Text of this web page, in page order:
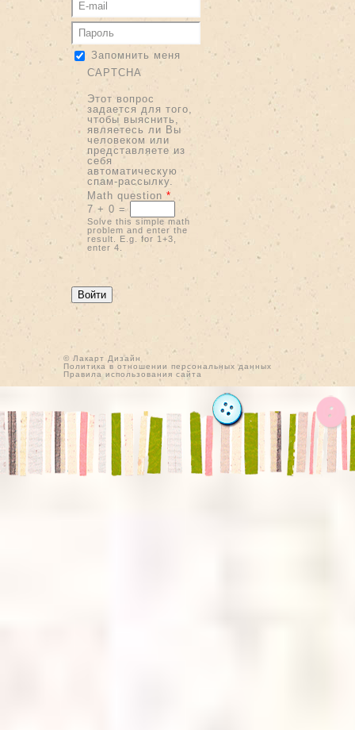
Запомнить меня
CAPTCHA
Этот вопрос
задается для того,
чтобы выяснить,
являетесь ли Вы
человеком или
представляете из
себя
автоматическую
спам-рассылку.
Math question *
7 + 0 =
Solve this simple math
problem and enter the
result. E.g. for 1+3,
enter 4.
© Лакарт Дизайн
Политика в отношении персональных данных
Правила использования сайта